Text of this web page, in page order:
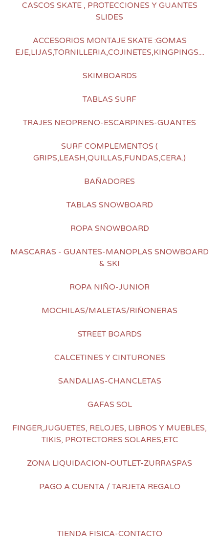
CASCOS SKATE , PROTECCIONES Y GUANTES
SLIDES
ACCESORIOS MONTAJE SKATE :GOMAS
EJE,LIJAS,TORNILLERIA,COJINETES,KINGPINGS....
SKIMBOARDS
TABLAS SURF
TRAJES NEOPRENO-ESCARPINES-GUANTES
SURF COMPLEMENTOS (
GRIPS,LEASH,QUILLAS,FUNDAS,CERA.)
BAÑADORES
TABLAS SNOWBOARD
ROPA SNOWBOARD
MASCARAS - GUANTES-MANOPLAS SNOWBOARD
& SKI
ROPA NIÑO-JUNIOR
MOCHILAS/MALETAS/RIÑONERAS
STREET BOARDS
CALCETINES Y CINTURONES
SANDALIAS-CHANCLETAS
GAFAS SOL
FINGER,JUGUETES, RELOJES, LIBROS Y MUEBLES,
TIKIS, PROTECTORES SOLARES,ETC
ZONA LIQUIDACION-OUTLET-ZURRASPAS
PAGO A CUENTA / TARJETA REGALO
TIENDA FISICA-CONTACTO